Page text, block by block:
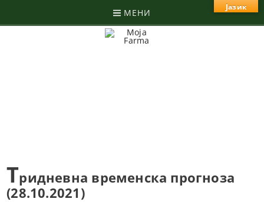
МЕНИ
Тридневна временска прогноза
(28.10.2021)
Јазик